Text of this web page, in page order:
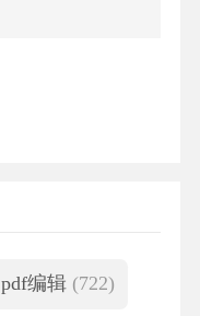
pdf编辑 (722)